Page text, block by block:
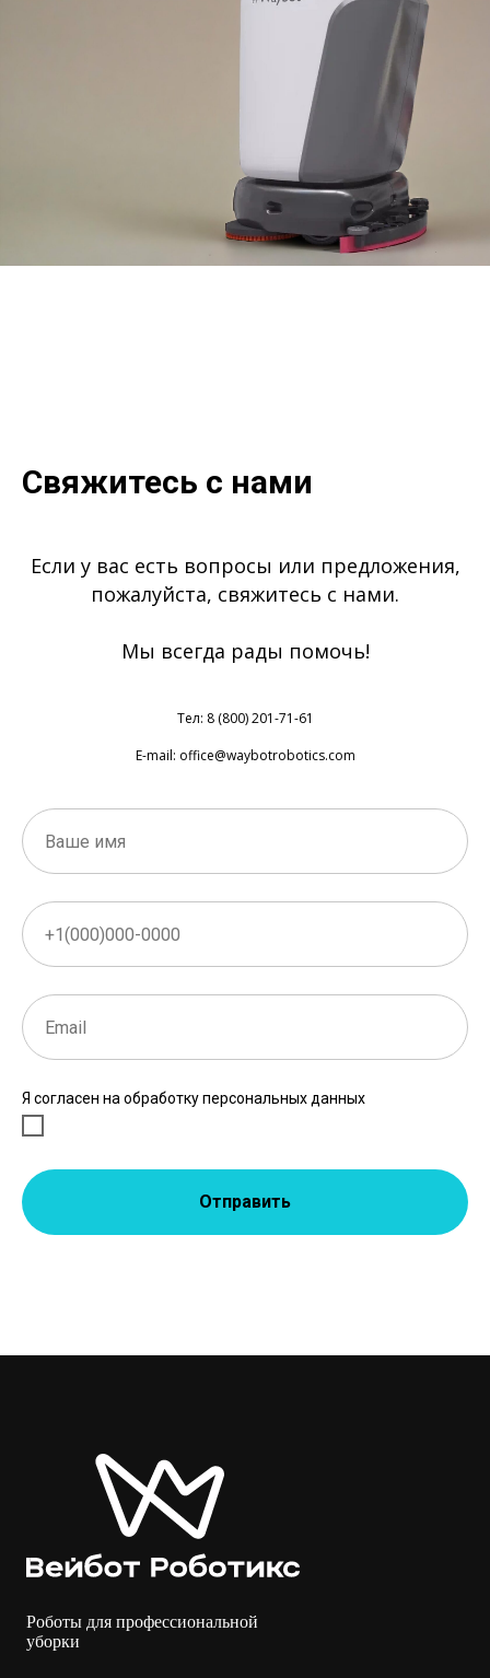
Свяжитесь с нами
Если у вас есть вопросы или предложения,
пожалуйста, свяжитесь с нами.
Мы всегда рады помочь!
Тел: 8 (800) 201-71-61
E-mail: office@waybotrobotics.com
Я согласен на обработку персональных данных
Отправить
Роботы для профессиональной
уборки